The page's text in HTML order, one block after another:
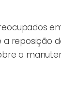
a reposição
a